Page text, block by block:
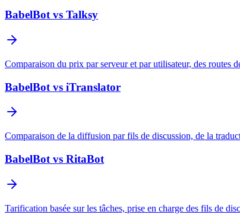
BabelBot vs Talksy
Comparaison du prix par serveur et par utilisateur, des routes
BabelBot vs iTranslator
Comparaison de la diffusion par fils de discussion, de la
BabelBot vs RitaBot
Tarification basée sur les tâches, prise en charge des fils de